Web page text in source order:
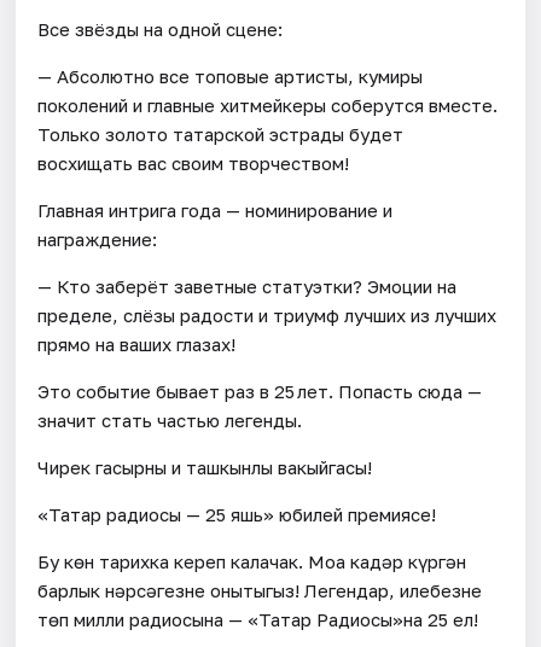
Все звёзды на одной сцене:
— Абсолютно все топовые артисты, кумиры
поколений и главные хитмейкеры соберутся вместе.
Только золото татарской эстрады будет
восхищать вас своим творчеством!
Главная интрига года — номинирование и
награждение:
— Кто заберёт заветные статуэтки? Эмоции на
пределе, слёзы радости и триумф лучших из лучших
прямо на ваших глазах!
Это событие бывает раз в 25 лет. Попасть сюда —
значит стать частью легенды.
Чирек гасырның иң ташкынлы вакыйгасы!
«Татар радиосы — 25 яшь» юбилей премиясе!
Бу көн тарихка кереп калачак. Моңа кадәр күргән
барлык нәрсәгезне онытыгыз! Легендар, илебезнең
төп милли радиосына — «Татар Радиосы»на 25 ел!